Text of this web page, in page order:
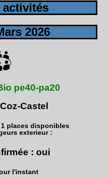
activités
2026
pe40-pa20
Castel
places disponibles
exterieur :
: oui
l'instant